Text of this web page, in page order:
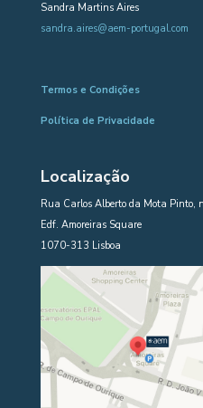
Sandra Martins Aires
sandra.aires@aem-portugal.com
Termos e Condições
Política de Privacidade
Localização
Rua Carlos Alberto da Mota Pinto,
Edf. Amoreiras Square
1070-313 Lisboa